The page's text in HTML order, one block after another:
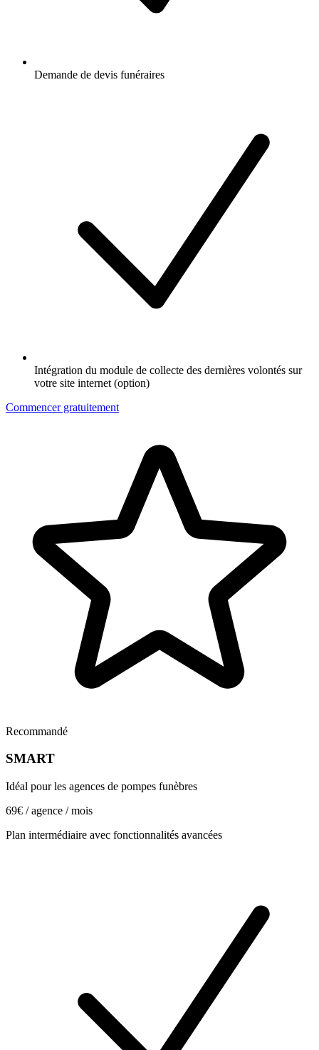
Demande de devis funéraires
Intégration du module de collecte des dernières volontés sur
votre site internet (option)
Commencer gratuitement
Recommandé
SMART
Idéal pour les agences de pompes funèbres
69€ / agence / mois
Plan intermédiaire avec fonctionnalités avancées